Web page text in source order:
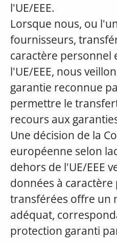
l'UE/EEE.
Lorsque nous, ou
fournisseurs,
caractère personnel
l'UE/EEE, nous
garantie reconnue
permettre le
recours aux
Une décision de la
européenne selon
dehors de l'UE/EEE
données à
transférées offre un
adéquat,
protection garanti